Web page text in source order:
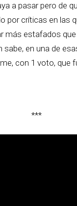
a pasar pero de
por críticas en las
más estafados que
sabe, en una de
con 1 voto, que
***